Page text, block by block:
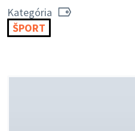
Kategória
ŠPORT